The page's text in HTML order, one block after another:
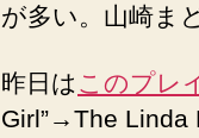
が多い。山崎ま
昨日は このプレ
Girl”→The Linda